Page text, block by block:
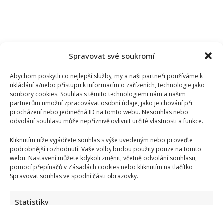
Spravovat své soukromí
Abychom poskytli co nejlepší služby, my a naši partneři používáme k
ukládání a/nebo přístupu k informacím o zařízeních, technologie jako
soubory cookies. Souhlas s těmito technologiemi nám a našim
partnerům umožní zpracovávat osobní údaje, jako je chování při
procházení nebo jedinečná ID na tomto webu. Nesouhlas nebo
odvolání souhlasu může nepříznivě ovlivnit určité vlastnosti a funkce.
Kliknutím níže vyjádřete souhlas s výše uvedeným nebo proveďte
podrobnější rozhodnutí. Vaše volby budou použity pouze na tomto
webu. Nastavení můžete kdykoli změnit, včetně odvolání souhlasu,
pomocí přepínačů v Zásadách cookies nebo kliknutím na tlačítko
Spravovat souhlas ve spodní části obrazovky.
Statistiky
Kristýna Leichtová se zastala kojení na veřejnosti pomocí
kontroverzní fotky: Bude prý bojovat celý týden